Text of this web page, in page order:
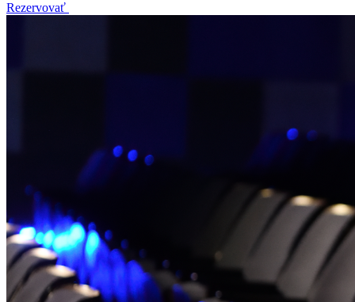
Rezervovať